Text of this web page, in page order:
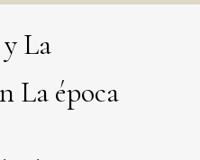
La
La época